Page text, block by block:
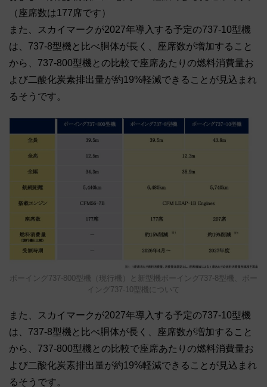
（座席数は177席です）
また、スカイマークが2027年導入する予定の737-10型機
は、737-8型機と比べ胴体が長く、座席数が増加すること
から、737-800型機との比較で座席あたりの燃料消費量お
よび二酸化炭素排出量が約19%軽減できることが見込まれ
るそうです。
ボーイング737-800型機（現行機）と新型機ボーイング737-8型機、ボー
イング737-10型機について
また、スカイマークが2027年導入する予定の737-10型機
は、737-8型機と比べ胴体が長く、座席数が増加すること
から、737-800型機との比較で座席あたりの燃料消費量お
よび二酸化炭素排出量が約19%軽減できることが見込まれ
るそうです。